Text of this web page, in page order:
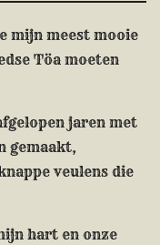
mijn meest mooie
Töa moeten
jaren met
gemaakt,
veulens die
hart en onze